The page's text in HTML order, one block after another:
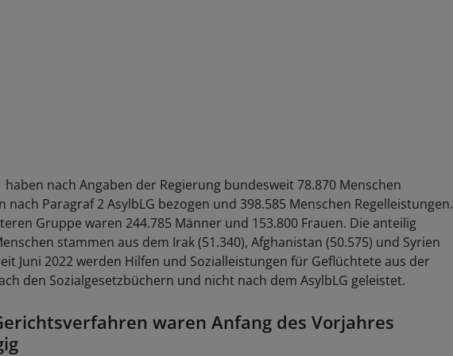
haben nach Angaben der Regierung bundesweit 78.870 Menschen
nach Paragraf 2 AsylbLG bezogen und 398.585 Menschen Regelleistungen.
Gruppe waren 244.785 Männer und 153.800 Frauen. Die anteilig
stammen aus dem Irak (51.340), Afghanistan (50.575) und Syrien
Juni 2022 werden Hilfen und Sozialleistungen für Geflüchtete aus der
den Sozialgesetzbüchern und nicht nach dem AsylbLG geleistet.
waren Anfang des Vorjahres